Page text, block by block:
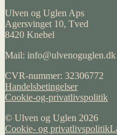
Ulven og Uglen Aps
Agersvinget 10, Tved
8420 Knebel
Mail: info@ulvenoguglen.dk
CVR-nummer: 32306772
Handelsbetingelser
Cookie-og-privatlivspolitik
© Ulven og Uglen 2026
Cookie- og privatlivspolitik